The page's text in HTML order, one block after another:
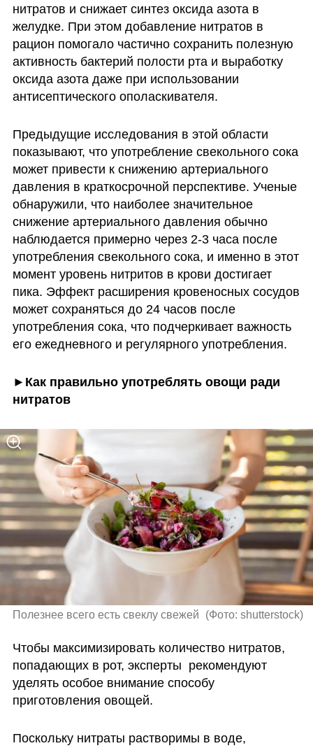
нитратов и снижает синтез оксида азота в
желудке. При этом добавление нитратов в
рацион помогало частично сохранить полезную
активность бактерий полости рта и выработку
оксида азота даже при использовании
антисептического ополаскивателя.
Предыдущие исследования в этой области
показывают, что употребление свекольного сока
может привести к снижению артериального
давления в краткосрочной перспективе. Ученые
обнаружили, что наиболее значительное
снижение артериального давления обычно
наблюдается примерно через 2-3 часа после
употребления свекольного сока, и именно в этот
момент уровень нитритов в крови достигает
пика. Эффект расширения кровеносных сосудов
может сохраняться до 24 часов после
употребления сока, что подчеркивает важность
его ежедневного и регулярного употребления.
►Как правильно употреблять овощи ради
нитратов
Полезнее всего есть свеклу свежей (Фото: shutterstock)
Чтобы максимизировать количество нитратов,
попадающих в рот, эксперты  рекомендуют
уделять особое внимание способу
приготовления овощей.
Поскольку нитраты растворимы в воде,